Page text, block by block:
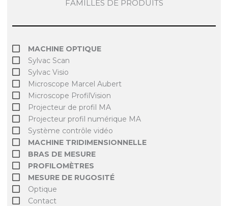
FAMILLES DE PRODUITS
MACHINE OPTIQUE
Sylvac Scan
Sylvac Visio
Microscope Marcel Aubert
Microscope ProfilVision
Projecteur de profil MA
Projecteur profil numérique MA
Système contrôle vidéo
MACHINE TRIDIMENSIONNELLE
BRAS DE MESURE
PROFILOMÈTRES
MESURE DE RUGOSITÉ
Optique
Contact